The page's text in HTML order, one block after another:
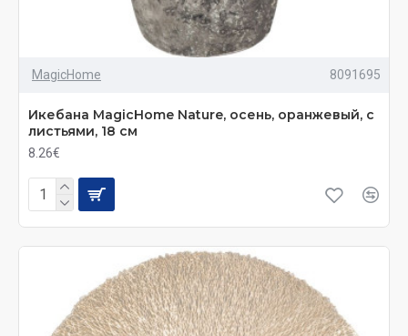
MagicHome 8091695
Икебана MagicHome Nature, осень, оранжевый, с
листьями, 18 см
8.26€